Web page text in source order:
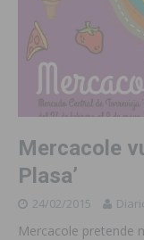
Mercacole
Plasa’
24/02/2015
Mercacole pretende